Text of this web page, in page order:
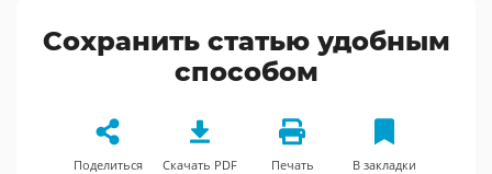
Сохранить статью удобным
способом
Поделиться Скачать PDF Печать В закладки